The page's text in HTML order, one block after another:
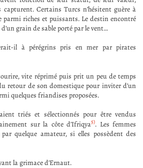
Certains Turcs n’hésitent guère à
parmi riches et puissants. Le destin encontré
grain de sable porté par le vent…
il à pérégrins pris en mer par pirates
vite réprimé puis prit un peu de temps
retour de son domestique pour inviter d’un
quelques friandises proposées.
triés et sélectionnés pour être vendus
sur la côte d’Ifriqya5). Les femmes
quelque amateur, si elles possèdent des
la grimace d’Ernaut.